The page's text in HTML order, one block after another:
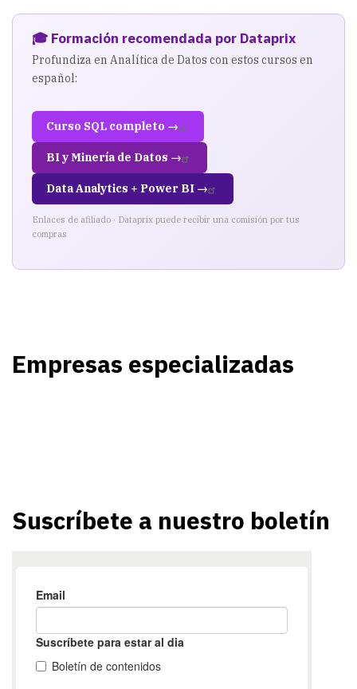
🎓 Formación recomendada por Dataprix
Profundiza en Analítica de Datos con estos cursos en
español:
Curso SQL completo →
BI y Minería de Datos →
Data Analytics + Power BI →
Enlaces de afiliado · Dataprix puede recibir una comisión por tus
compras
Empresas especializadas
Suscríbete a nuestro boletín